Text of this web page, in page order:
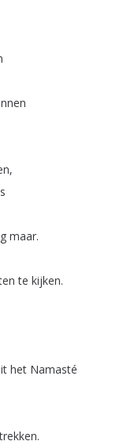
,
maar.
te kijken.
het Namasté
.